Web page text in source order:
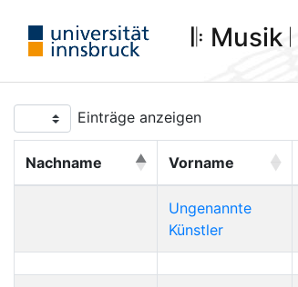
𝄆 Musik 𝄀
Einträge anzeigen
Nachname Vorname
Ungenannte
Künstler